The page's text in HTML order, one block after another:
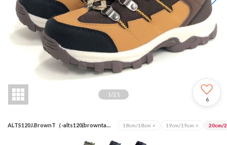
1 /21
6
ALTS120J.BrownT（-alts120jbrowntan） 18cm/18cm × 19cm/19cm × 20cm/